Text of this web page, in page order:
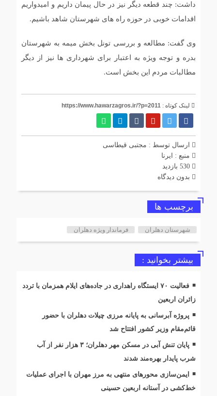
داشت: چند قطعه دیگر نیز در حال پیمان داریم و امیدواریم
اقدامات خوبی در حوزه راه های شهرستان شاهد باشیم.
وی گفت: مطالعه و بررسی تونل بخش میمه به شهرستان
بدره و توجه ویژه به اعتبار برای شهرداری ها نیز از دیگر
مطالبات مردم این بخش است.
لینک کوتاه : https://www.hawarzagros.ir/?p=2011
ارسال توسط : مجتبی قیطاسی
منبع : ایرنا
بدون دیدگاه
برچسب ها
شهرستان دهلران فرماندار ویژه دهلران
بیشتر بخوانید :
فعالیت ۷۰ ایستگاه راهداری در جاده‌های ایلام همزمان با تردد
زائران اربعین
پروژه آبرسانی به پایانه مرزی چیلات دهلران با حضور
قائم‌مقام وزیر کشور افتتاح شد
پایان تنش آبی در مسکن مهر دهلران؛ ۳ هزار نفر از آب
شرب پایدار بهره‌مند شدند
ایمن‌سازی محورهای منتهی به مرز مهران با اجرای عملیات
خط‌کشی در آستانه اربعین حسینی